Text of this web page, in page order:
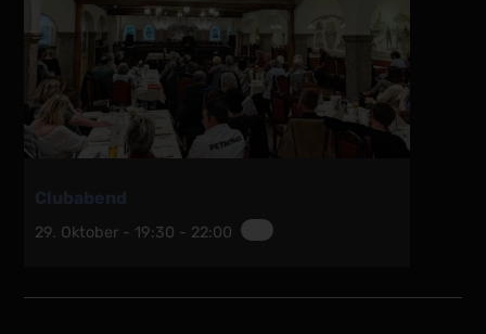
Clubabend
29. Oktober - 19:30 - 22:00